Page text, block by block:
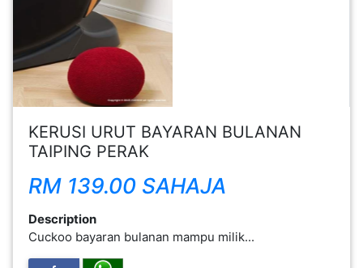
TAIPING PERAK
RM 139.00 SAHAJA
Description
Cuckoo bayaran bulanan mampu milik...
FESYEN
WANITA(0)
KECANTIKAN(7)
FESYEN
MINYAK
WANGI(8)